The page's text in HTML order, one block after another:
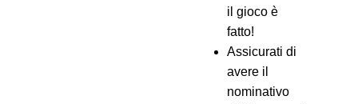
il gioco è
fatto!
Assicurati di
avere il
nominativo